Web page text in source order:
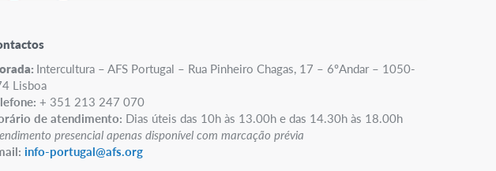
Intercultura – AFS Portugal – Rua Pinheiro Chagas, 17 – 6ºAndar – 1050-
Lisboa
+ 351 213 247 070
de atendimento: Dias úteis das 10h às 13.00h e das 14.30h às 18.00h
presencial apenas disponível com marcação prévia
info-portugal@afs.org